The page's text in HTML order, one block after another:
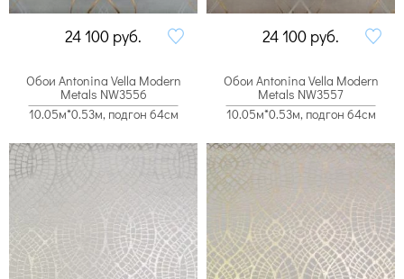
24 100 руб. 24 100 руб.
Обои Antonina Vella Modern
Metals NW3556
10.05м*0.53м, подгон 64см
Обои Antonina Vella Modern
Metals NW3557
10.05м*0.53м, подгон 64см